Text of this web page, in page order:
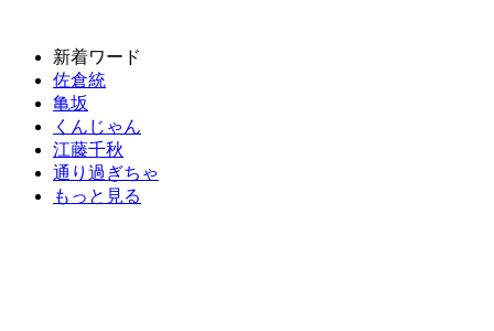
新着ワード
佐倉統
亀坂
くんじゃん
江藤千秋
通り過ぎちゃ
もっと見る